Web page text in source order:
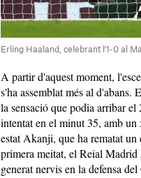
Erling Haaland, celebrant l'1-0 al
A partir d'aquest moment,
s'ha assemblat més al
la sensació que podia arribar
intentat en el minut 35, amb
estat Akanji, que ha rematat
primera meitat, el Reial Madrid
generat nervis en la defensa